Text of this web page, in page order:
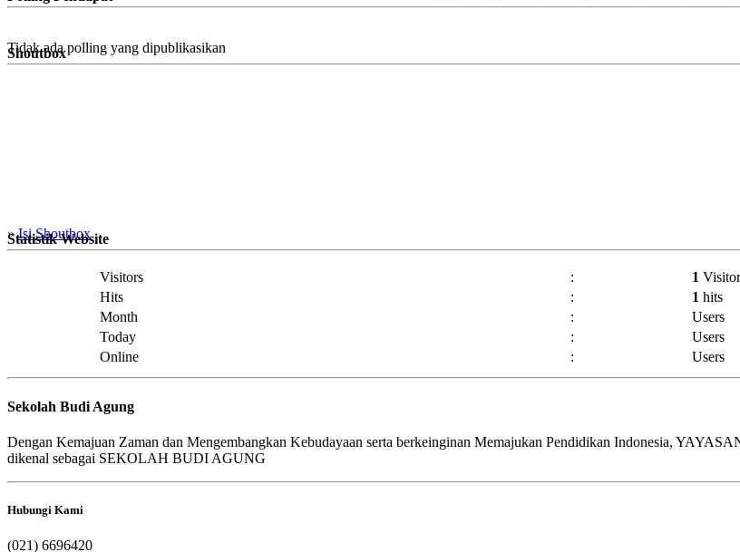
Tidak ada polling yang dipublikasikan
Shoutbox
»Isi Shoutbox
Statistik Website
Visitors : 1 Visitor
Hits
: 1 hits
Month
:
Users
Today
:
Users
Online
: Users
Sekolah Budi Agung
Dengan Kemajuan Zaman dan Mengembangkan Kebudayaan serta berkeinginan Memajukan Pendidikan Indonesia,
dikenal sebagai SEKOLAH BUDI AGUNG
Hubungi Kami
(021) 6696420